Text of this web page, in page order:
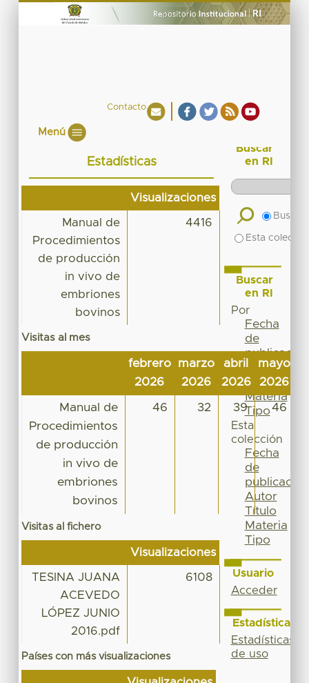
Contacto
Menú
Estadísticas
Visualizaciones
Manual de
Procedimientos
de producción
in vivo de
embriones
bovinos
4416
Visitas al mes
febrero
2026
marzo
2026
abril
2026
mayo
2026
Manual de
Procedimientos
de producción
in vivo de
embriones
bovinos
46 32 39 46
Visitas al fichero
Visualizaciones
TESINA JUANA
ACEVEDO
LÓPEZ JUNIO
2016.pdf
6108
Países con más visualizaciones
Buscar
en RI
Buscar
Esta
Buscar
en RI
Por
Fecha
de
publicación
Autor
Título
Materia
Tipo
Esta
colección
Fecha
de
publicación
Autor
Título
Materia
Tipo
Usuario
Acceder
Estadísticas
Estadísticas
de uso